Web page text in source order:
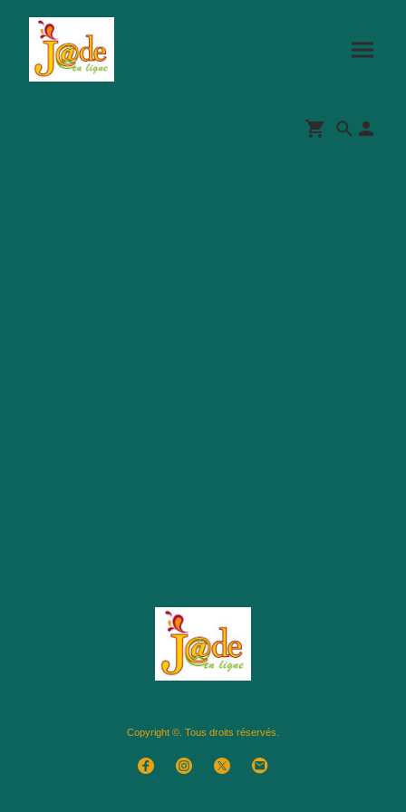
Copyright ©. Tous droits réservés.